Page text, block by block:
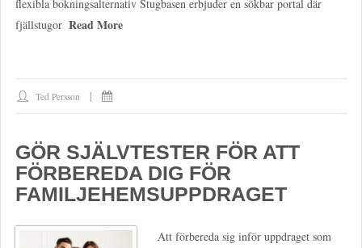
flexibla bokningsalternativ Stugbasen erbjuder en sökbar portal där
fjällstugor Read More
Ted Persson
GÖR SJÄLVTESTER FÖR ATT
FÖRBEREDA DIG FÖR
FAMILJEHEMSUPPDRAGET
Att förbereda sig inför uppdraget som